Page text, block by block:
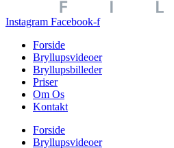
Instagram Facebook-f
Forside
Bryllupsvideoer
Bryllupsbilleder
Priser
Om Os
Kontakt
Forside
Bryllupsvideoer